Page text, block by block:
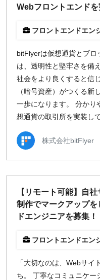
副業OK
新規事業
スタートアップ
土日週末OK
稼働時間
週4日
週3日
週2日
週1日
地域
東京
大阪
Webフロントエンド
フロントエンドエン
bitFlyerは仮想通貨とブロ
は、透明性と堅牢さを備
社会をより良くすると信
（暗号資産）がつくる新
一歩になります。 分かり
想通貨の取引所を実装し
株式会社bitFlyer
【リモート可能】自
制作でマークアップ
ドエンジニアを募集！
フロントエンドエン
「大切なのは、Webサ
ち。 丁寧なコミュニケー